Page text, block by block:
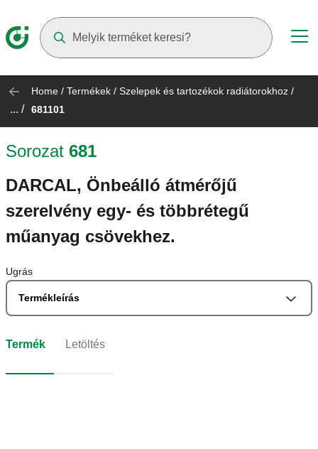
Home / Termékek / Szelepek és tartozékok radiátorokhoz /
... / 681101
Sorozat 681
DARCAL, Önbeálló átmérőjű
szerelvény egy- és többrétegű
műanyag csövekhez.
Ugrás
Termékleírás
Termék Letöltés